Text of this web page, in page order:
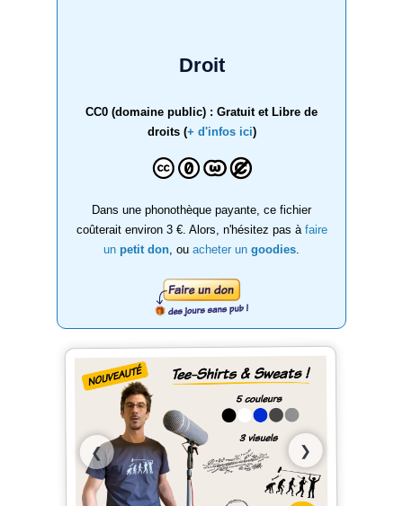
Droit
CC0 (domaine public) : Gratuit et Libre de
droits (+ d'infos ici)
Dans une phonothèque payante, ce fichier
coûterait environ 3 €. Alors, n'hésitez pas à faire
un petit don , ou acheter un goodies
❮ ❯